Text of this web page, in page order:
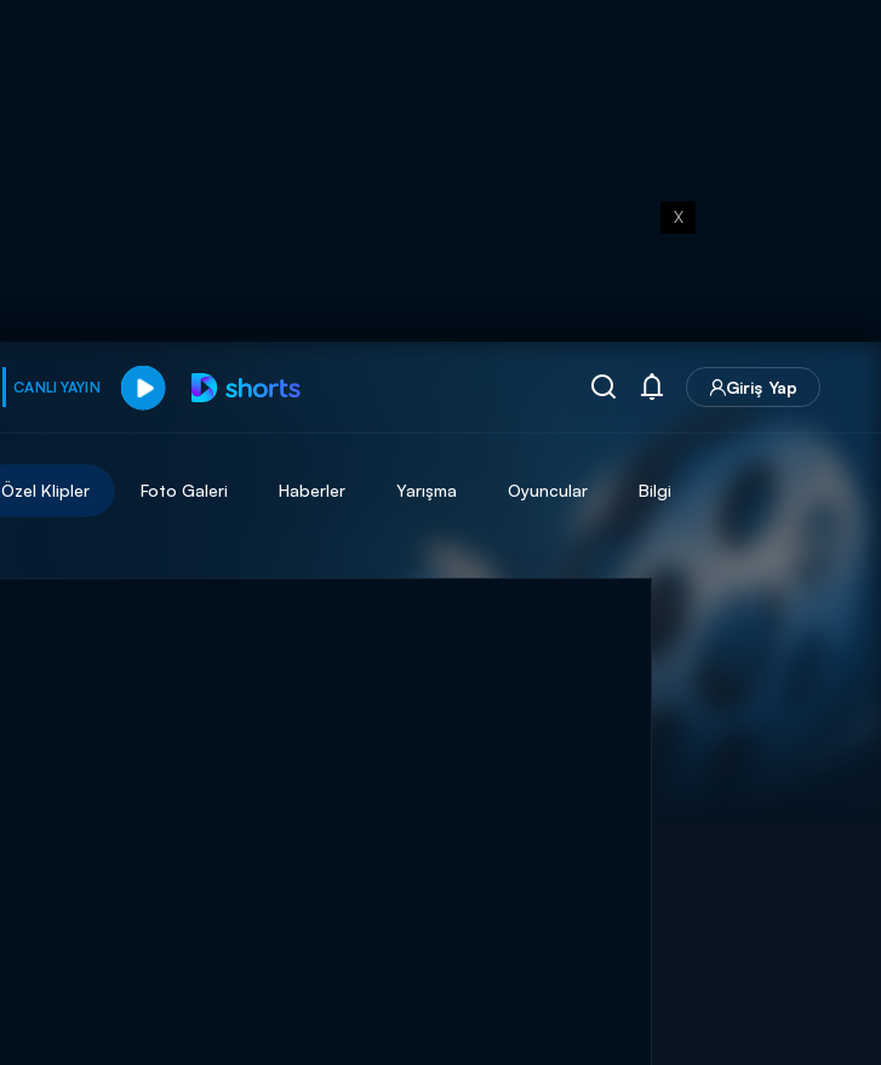
X
CANLI YAYIN Giriş Yap
muhteşem ikili
Özel Klipler Foto Galeri Haberler Yarışma Oyuncular Bilgi